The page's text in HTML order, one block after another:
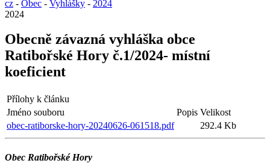
cz - Obec - Vyhlášky - 2024
2024
Obecně závazná vyhláška obce
Ratibořské Hory č.1/2024- místní
koeficient
Přílohy k článku
Jméno souboru
Popis Velikost
obec-ratiborske-hory-20240626-061518.pdf
292.4 Kb
Obec Ratibořské Hory